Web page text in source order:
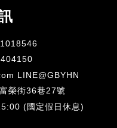
LINE@GBYHN
榮街36巷27號
(國定假日休息)